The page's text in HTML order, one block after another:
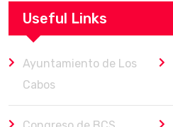
Useful Links
Ayuntamiento de Los
Cabos